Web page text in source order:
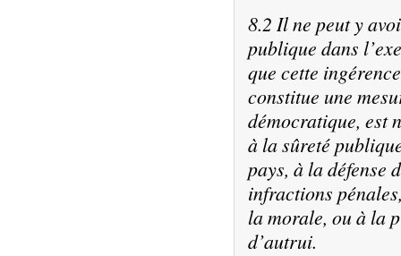
8.2 Il ne peut y
publique dans
que cette
constitue une
démocratique, est
à la sûreté
pays, à la défense
infractions
la morale, ou à la
d’autrui.